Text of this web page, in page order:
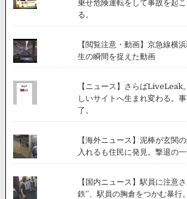
乗せ危険運転をして事故を起
る。
【閲覧注意・動画】京急線横
生の瞬間を捉えた動画
【ニュース】さらば
しいサイトへ生まれ変わる。
了。
【海外ニュース】泥棒が玄関
入れるも住民に発見。撃退の一
【国内ニュース】駅員に注意
鉄”、駅員の胸倉をつかむ暴行